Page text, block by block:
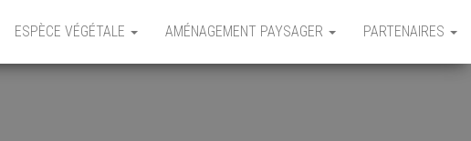
ESPÈCE VÉGÉTALE AMÉNAGEMENT PAYSAGER PARTENAIRES